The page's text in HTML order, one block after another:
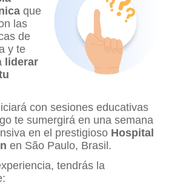
que
las
de
y te
liderar
con sesiones educativas
te sumergirá en una semana
en el prestigioso Hospital
en São Paulo, Brasil.
tendrás la